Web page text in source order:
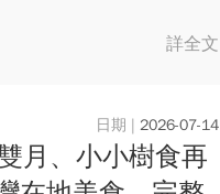
詳全文
2026-07-14
月、小小樹食再